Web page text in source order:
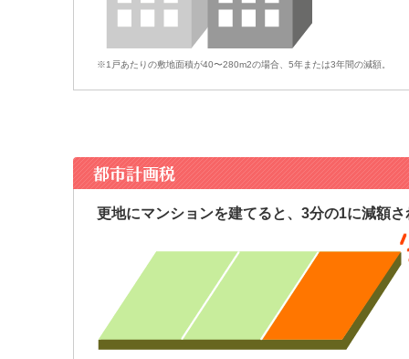
※1戸あたりの敷地面積が40〜280m2の場合、5年または3年間の減額。
更地にマンションを建てると、3分の1に減額さ